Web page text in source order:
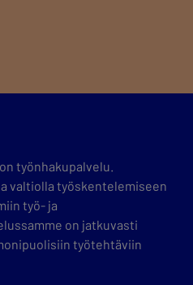
työnhakupalvelu.
valtiolla työskentelemiseen
työ- ja
on jatkuvasti
työtehtäviin